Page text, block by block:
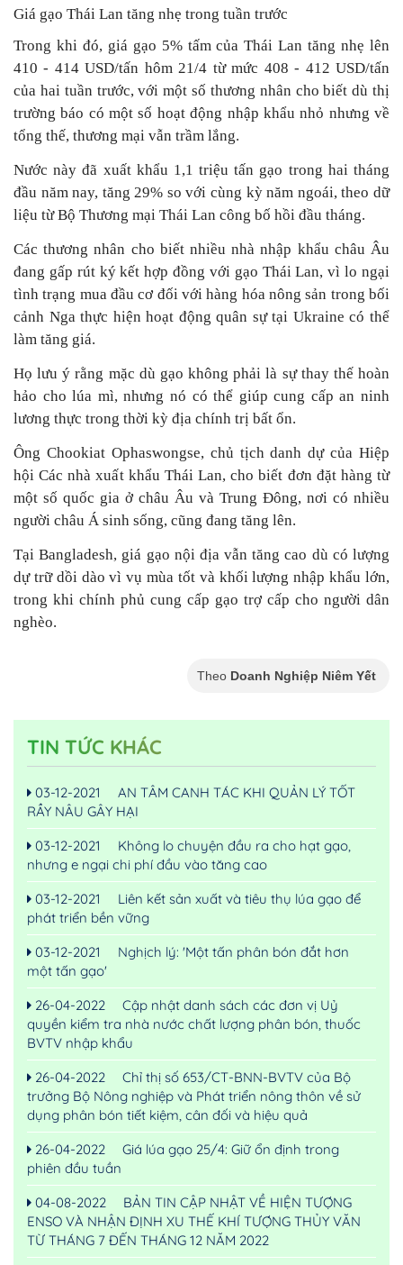
Giá gạo Thái Lan tăng nhẹ trong tuần trước
Trong khi đó, giá gạo 5% tấm của Thái Lan tăng nhẹ lên
410 - 414 USD/tấn hôm 21/4 từ mức 408 - 412 USD/tấn
của hai tuần trước, với một số thương nhân cho biết dù thị
trường báo có một số hoạt động nhập khẩu nhỏ nhưng về
tổng thế, thương mại vẫn trầm lắng.
Nước này đã xuất khẩu 1,1 triệu tấn gạo trong hai tháng
đầu năm nay, tăng 29% so với cùng kỳ năm ngoái, theo dữ
liệu từ Bộ Thương mại Thái Lan công bố hồi đầu tháng.
Các thương nhân cho biết nhiều nhà nhập khẩu châu Âu
đang gấp rút ký kết hợp đồng với gạo Thái Lan, vì lo ngại
tình trạng mua đầu cơ đối với hàng hóa nông sản trong bối
cảnh Nga thực hiện hoạt động quân sự tại Ukraine có thể
làm tăng giá.
Họ lưu ý rằng mặc dù gạo không phải là sự thay thế hoàn
hảo cho lúa mì, nhưng nó có thể giúp cung cấp an ninh
lương thực trong thời kỳ địa chính trị bất ổn.
Ông Chookiat Ophaswongse, chủ tịch danh dự của Hiệp
hội Các nhà xuất khẩu Thái Lan, cho biết đơn đặt hàng từ
một số quốc gia ở châu Âu và Trung Đông, nơi có nhiều
người châu Á sinh sống, cũng đang tăng lên.
Tại Bangladesh, giá gạo nội địa vẫn tăng cao dù có lượng
dự trữ dồi dào vì vụ mùa tốt và khối lượng nhập khẩu lớn,
trong khi chính phủ cung cấp gạo trợ cấp cho người dân
nghèo.
Theo Doanh Nghiệp Niêm Yết
TIN TỨC KHÁC
03-12-2021
AN TÂM CANH TÁC KHI QUẢN LÝ TỐT
RẦY NÂU GÂY HẠI
03-12-2021
Không lo chuyện đầu ra cho hạt gạo,
nhưng e ngại chi phí đầu vào tăng cao
03-12-2021
Liên kết sản xuất và tiêu thụ lúa gạo để
phát triển bền vững
03-12-2021
Nghịch lý: 'Một tấn phân bón đắt hơn
một tấn gạo'
26-04-2022
Cập nhật danh sách các đơn vị Uỷ
quyền kiểm tra nhà nước chất lượng phân bón, thuốc
BVTV nhập khẩu
26-04-2022
Chỉ thị số 653/CT-BNN-BVTV của Bộ
trưởng Bộ Nông nghiệp và Phát triển nông thôn về sử
dụng phân bón tiết kiệm, cân đối và hiệu quả
26-04-2022
Giá lúa gạo 25/4: Giữ ổn định trong
phiên đầu tuần
04-08-2022
BẢN TIN CẬP NHẬT VỀ HIỆN TƯỢNG
ENSO VÀ NHẬN ĐỊNH XU THẾ KHÍ TƯỢNG THỦY VĂN
TỪ THÁNG 7 ĐẾN THÁNG 12 NĂM 2022